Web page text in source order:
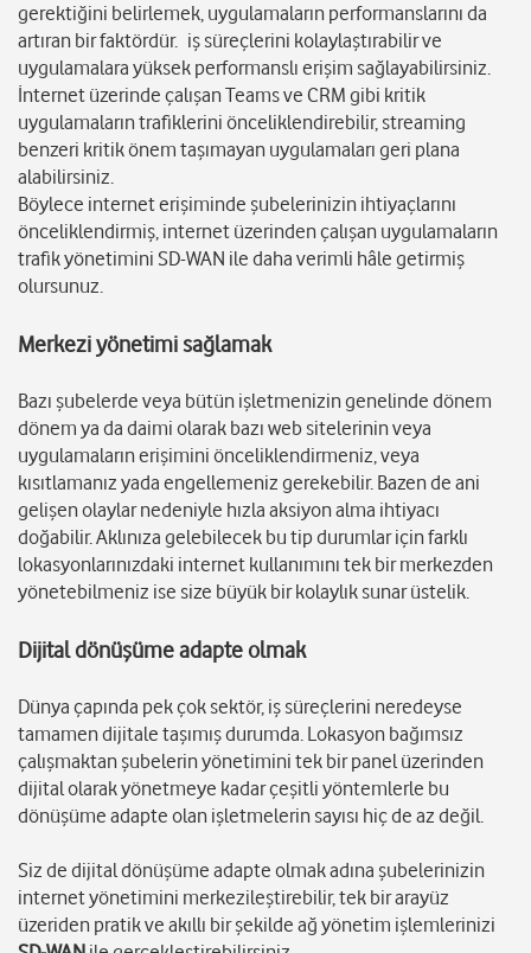
gerektiğini belirlemek, uygulamaların performanslarını da
artıran bir faktördür. iş süreçlerini kolaylaştırabilir ve
uygulamalara yüksek performanslı erişim sağlayabilirsiniz.
İnternet üzerinde çalışan Teams ve CRM gibi kritik
uygulamaların trafiklerini önceliklendirebilir, streaming
benzeri kritik önem taşımayan uygulamaları geri plana
alabilirsiniz.
Böylece internet erişiminde şubelerinizin ihtiyaçlarını
önceliklendirmiş, internet üzerinden çalışan uygulamaların
trafik yönetimini SD-WAN ile daha verimli hâle getirmiş
olursunuz.
Merkezi yönetimi sağlamak
Bazı şubelerde veya bütün işletmenizin genelinde dönem
dönem ya da daimi olarak bazı web sitelerinin veya
uygulamaların erişimini önceliklendirmeniz, veya
kısıtlamanız yada engellemeniz gerekebilir. Bazen de ani
gelişen olaylar nedeniyle hızla aksiyon alma ihtiyacı
doğabilir. Aklınıza gelebilecek bu tip durumlar için farklı
lokasyonlarınızdaki internet kullanımını tek bir merkezden
yönetebilmeniz ise size büyük bir kolaylık sunar üstelik.
Dijital dönüşüme adapte olmak
Dünya çapında pek çok sektör, iş süreçlerini neredeyse
tamamen dijitale taşımış durumda. Lokasyon bağımsız
çalışmaktan şubelerin yönetimini tek bir panel üzerinden
dijital olarak yönetmeye kadar çeşitli yöntemlerle bu
dönüşüme adapte olan işletmelerin sayısı hiç de az değil.
Siz de dijital dönüşüme adapte olmak adına şubelerinizin
internet yönetimini merkezileştirebilir, tek bir arayüz
üzeriden pratik ve akıllı bir şekilde ağ yönetim işlemlerinizi